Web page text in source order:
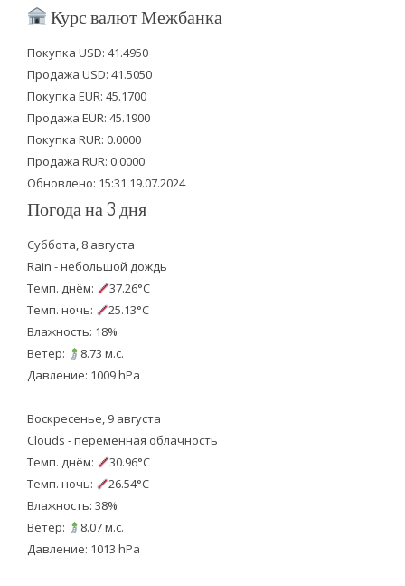
i
t
e
r
c
b
o
o
k
u
u
b
e
Курс валют Межбанка
Покупка USD: 41.4950
Продажа USD: 41.5050
Покупка EUR: 45.1700
Продажа EUR: 45.1900
Покупка RUR: 0.0000
Продажа RUR: 0.0000
Обновлено: 15:31 19.07.2024
Погода на 3 дня
Суббота, 8 августа
Rain - небольшой дождь
Темп. днём:
37.26°C
Темп. ночь:
25.13°C
Влажность: 18%
Ветер:
8.73 м.с.
Давление: 1009 hPa
Воскресенье, 9 августа
Clouds - переменная облачность
Темп. днём:
30.96°C
Темп. ночь:
26.54°C
Влажность: 38%
Ветер:
8.07 м.с.
Давление: 1013 hPa